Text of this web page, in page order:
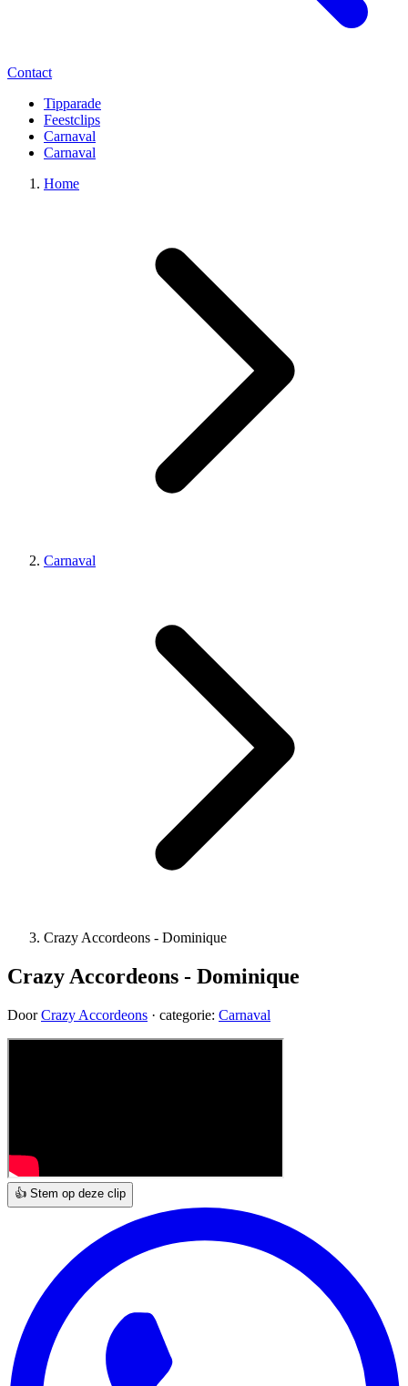
Contact
Tipparade
Feestclips
Carnaval
Carnaval
Home
Carnaval
Crazy Accordeons - Dominique
Crazy Accordeons - Dominique
DoorCrazy Accordeons · categorie: Carnaval
👍 Stem op deze clip